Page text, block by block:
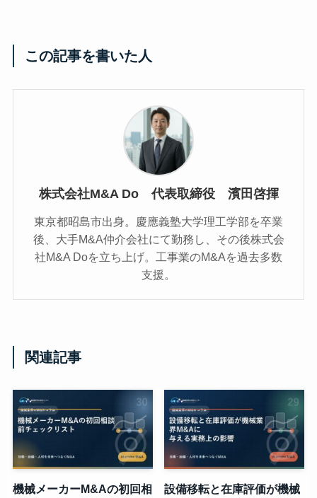
この記事を書いた人
株式会社M&A Do 代表取締役 濱田啓揮
東京都昭島市出身。慶應義塾大学理工学部を卒業
後、大手M&A仲介会社にて勤務し、その後株式会
社M&A Doを立ち上げ。工事業のM&Aを過去多数
支援。
関連記事
機械メーカーM&Aの初回相
設備移転と在庫評価が機械